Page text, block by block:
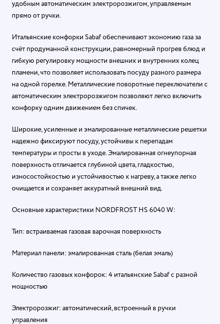
удобным автоматическим электророзжигом, управляемым
прямо от ручки.
Итальянские конфорки Sabaf обеспечивают экономию газа за
счёт продуманной конструкции, равномерный прогрев блюд и
гибкую регулировку мощности внешних и внутренних колец
пламени, что позволяет использовать посуду разного размера
на одной горелке. Металлические поворотные переключатели с
автоматическим электророзжигом позволяют легко включить
конфорку одним движением без спичек.
Широкие, усиленные и эмалированные металлические решетки
надежно фиксируют посуду, устойчивы к перепадам
температуры и просты в уходе. Эмалированная огнеупорная
поверхность отличается глубиной цвета, гладкостью,
износостойкостью и устойчивостью к нагреву, а также легко
очищается и сохраняет аккуратный внешний вид.
Основные характеристики NORDFROST HS 6040 W:
Тип: встраиваемая газовая варочная поверхность
Материал панели: эмалированная сталь (белая эмаль)
Количество газовых конфорок: 4 итальянские Sabaf с разной
мощностью
Электророзжиг: автоматический, встроенный в ручки
управления